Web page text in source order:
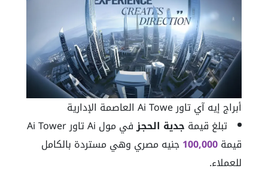
أبراج إيه آي تاور Ai Towe العاصمة الإدارية
تبلغ قيمة جدية الحجز
في مول Ai تاور Ai Tower
قيمة100,000جنيه مصري وهي مستردة بالكامل
للعملاء.